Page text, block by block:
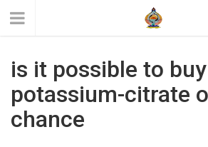
is it possible to buy
potassium-citrate
chance